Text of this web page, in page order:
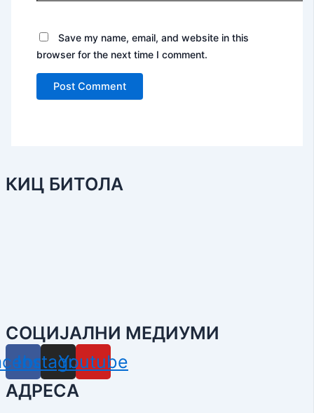
Save my name, email, and website in this
browser for the next time I comment.
КИЦ БИТОЛА
СОЦИЈАЛНИ МЕДИУМИ
Instagram
Youtube
АДРЕСА